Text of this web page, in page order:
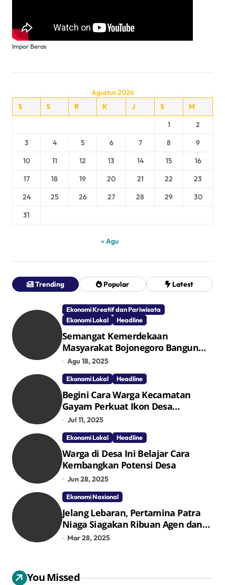
Impor Beras
Agustus 2026
S
S R K J S
M
1
2
3
4 5 6 7 8
9
10
11 12 13 14 15
16
17
18 19 20 21 22
23
24
25 26 27 28 29
30
31
« Agu
Trending Popular Latest
Ekonomi Kreatif dan Pariwisata
Ekonomi Lokal
Headline
Semangat Kemerdekaan
Masyarakat Bojonegoro Bangun
Desa Mandiri Ekonomi
Agu 18, 2025
Ekonomi Lokal Headline
Begini Cara Warga Kecamatan
Gayam Perkuat Ikon Desa
Penggerak Ekonomi Lokal Melalui
TPID
Jul 11, 2025
Ekonomi Lokal Headline
Warga di Desa Ini Belajar Cara
Kembangkan Potensi Desa
Jun 28, 2025
Ekonomi Nasional
Jelang Lebaran, Pertamina Patra
Niaga Siagakan Ribuan Agen dan
Pangkalan LPG 3 Kg
Mar 28, 2025
You Missed